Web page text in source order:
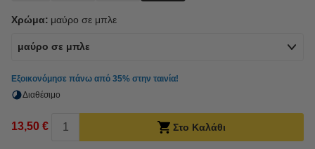
Χρώμα: μαύρο σε μπλε
μαύρο σε μπλε
Εξοικονόμησε πάνω από 35% στην ταινία!
Διαθέσιμο
13,50 € Στο Καλάθι